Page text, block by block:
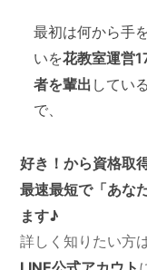
最初は何から手
いを花教室運営
者を輩出 してい
で、
好き！から資格取
最速最短で「あな
ます♪
詳しく知りたい方